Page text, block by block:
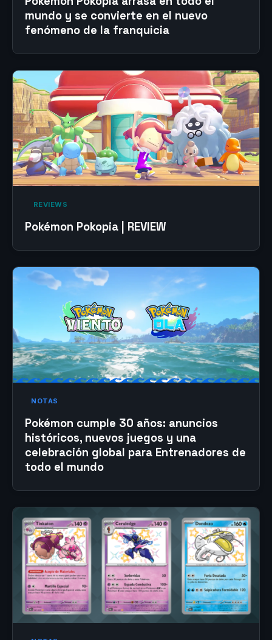
mundo y se convierte en el nuevo
fenómeno de la franquicia
‎ REVIEWS‎
Pokémon Pokopia | REVIEW
NOTAS
Pokémon cumple 30 años: anuncios
históricos, nuevos juegos y una
celebración global para Entrenadores de
todo el mundo